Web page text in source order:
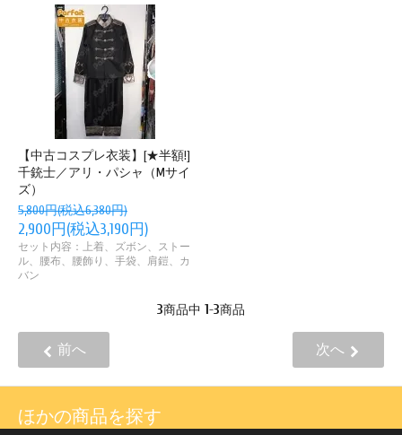
【中古コスプレ衣装】[★半額!]
千銃士／アリ・パシャ（Mサイ
ズ）
5,800円(税込6,380円)
2,900円(税込3,190円)
セット内容：上着、ズボン、ストー
ル、腰布、腰飾り、手袋、肩鎧、カ
バン
3商品中 1-3商品
前へ 次へ
ほかの商品を探す